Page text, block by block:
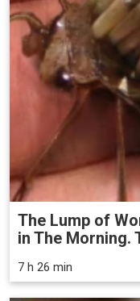
The Lump of
in The Morning.
7 h 26 min